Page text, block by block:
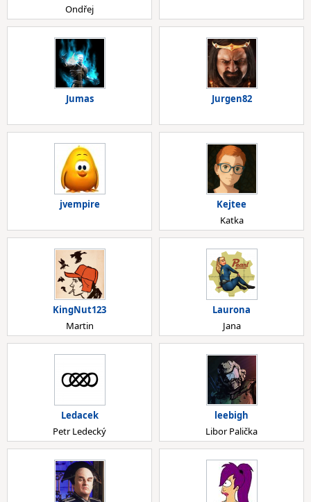
Ondřej
Jumas Jurgen82
jvempire
Kejtee
Katka
KingNut123
Martin
Laurona
Jana
Ledacek
Petr Ledecký
leebigh
Libor Palička